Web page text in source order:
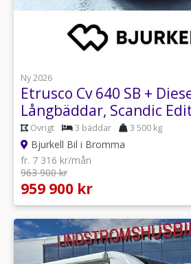
1
Ny 2026
Etrusco Cv 640 SB +
Långbäddar, Scandic
Övrigt 3 bäddar 3 500 kg
Bjurkell Bil i Bromma
fr. 7 316 kr/mån
963 900 kr
959 900 kr